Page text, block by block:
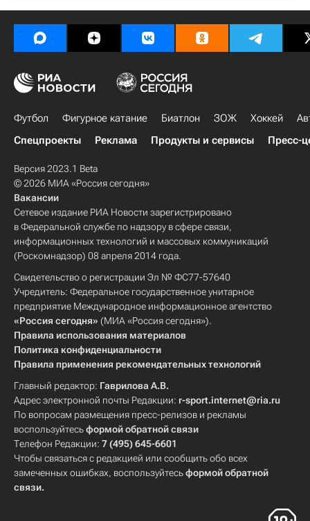
Футбол Фигурное катание Биатлон ЗОЖ Хоккей
Спецпроекты
Реклама Продукты и сервисы Пресс-
Версия 2023.1 Beta
© 2026 МИА «Россия сегодня»
Вакансии
Сетевое издание РИА Новости зарегистрировано
в Федеральной службе по надзору в сфере связи,
информационных технологий и массовых коммуникаций
(Роскомнадзор) 08 апреля 2014 года.
Свидетельство о регистрации Эл № ФС77-57640
Учредитель: Федеральное государственное унитарное
предприятие Международное информационное агентство
«Россия сегодня» (МИА «Россия сегодня»).
Правила использования материалов
Политика конфиденциальности
Правила применения рекомендательных технологий
Главный редактор: Гаврилова А.В.
Адрес электронной почты Редакции: r-sport.internet@ria.ru
По вопросам размещения пресс-релизов и рекламы
воспользуйтесьформой обратной связи
Телефон Редакции: 7 (495) 645-6601
Чтобы связаться с редакцией или сообщить обо всех
замеченных ошибках, воспользуйтесьформой обратной
связи.